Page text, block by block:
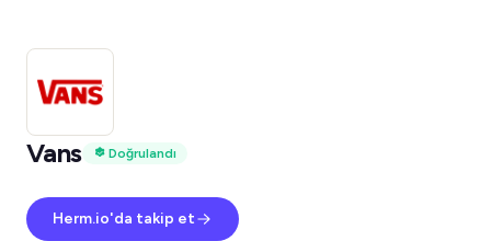
Vans Doğrulandı
Herm.io'da takip et